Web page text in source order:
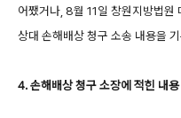
어쨌거나, 8월 11일 창원지방법원
상대 손해배상 청구 소송 내용을
4. 손해배상 청구 소장에 적힌 내용